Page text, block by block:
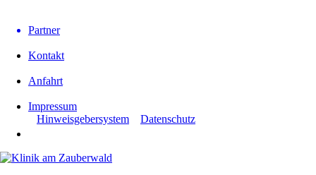
Partner
Kontakt
Anfahrt
Impressum
Hinweisgebersystem
Datenschutz